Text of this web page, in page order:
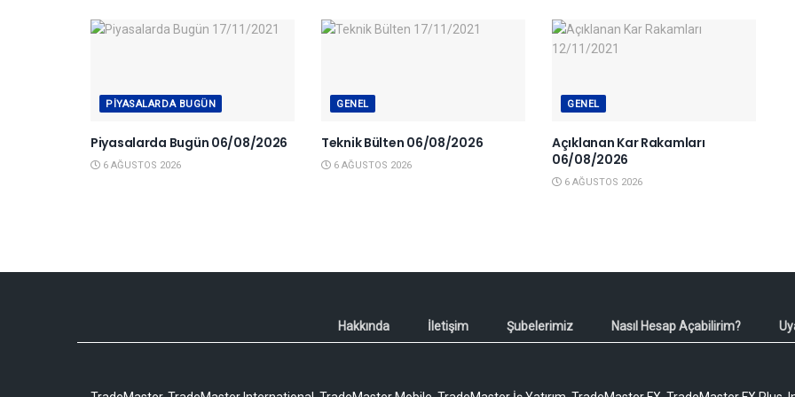
PIYASALARDA BUGÜN
Piyasalarda Bugün 06/08/2026
6 AĞUSTOS 2026
GENEL
Teknik Bülten 06/08/2026
6 AĞUSTOS 2026
GENEL
Açıklanan Kar Rakamları
06/08/2026
6 AĞUSTOS 2026
Hakkında İletişim Şubelerimiz Nasıl Hesap Açabilirim?